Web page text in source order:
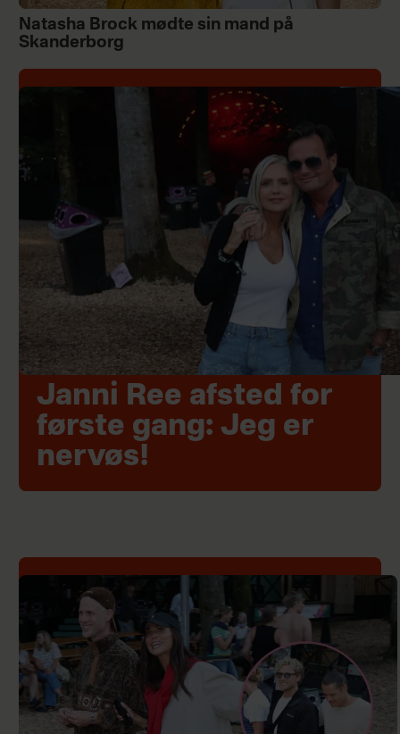
Natasha Brock mødte sin mand på
Skanderborg
Janni Ree afsted for
første gang: Jeg er
nervøs!